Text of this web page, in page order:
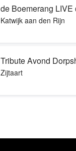
de Boemerang LIVE
Katwijk aan den Rijn
Tribute Avond
Zijtaart